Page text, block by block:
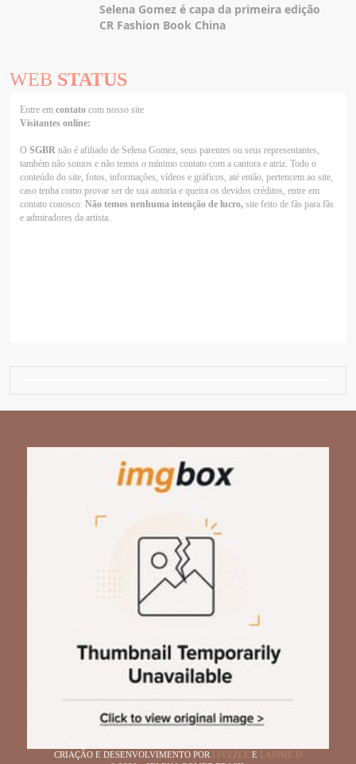
Selena Gomez é capa da primeira edição
CR Fashion Book China
WEB STATUS
Entre em contato com nosso site
Visitantes online:
O SGBR não é afiliado de Selena Gomez, seus parentes ou seus representantes,
também não somos e não temos o mínimo contato com a cantora e atriz. Todo o
conteúdo do site, fotos, informações, vídeos e gráficos, até então, pertencem ao site,
caso tenha como provar ser de sua autoria e queira os devidos créditos, entre em
contato conosco. Não temos nenhuma intenção de lucro, site feito de fãs para fãs
e admiradores da artista.
CRIAÇÃO E DESENVOLVIMENTO POR LIVZZLE E LANNIE.D